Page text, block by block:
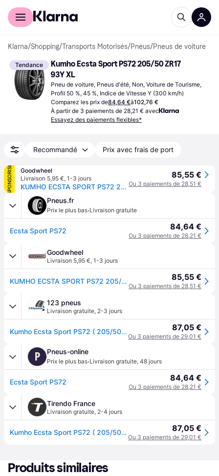
Acheter avec Klarna
Klarna/Shopping/Transports Motorisés/Pneus/Pneus de voiture
Tendance
Kumho Ecsta Sport PS72 205/50 ZR17
93Y XL
Pneu de voiture, Pneus d'été, Non, Voiture de Tourisme,
Profil 50 %, 45 %, Indice de Vitesse Y (300 km/h)
Comparez les prix de84,64 €à102,76 €
À partir de 3 paiements de 28,21 € avec
Essayez des paiements flexibles*
Recommandé Prix avec frais de port
SPONSORISÉ
Goodwheel
Livraison 5,95 €, 1-3 jours
KUMHO ECSTA SPORT PS72 205/50R17 93Y XL MFS BSW
85,55 €
Ou 3 paiements de 28,51 €
Pneus.fr
Prix le plus bas·Livraison gratuite
Ecsta Sport PS72 84,64 €
Ou 3 paiements de 28,21 €
Goodwheel
Livraison 5,95 €, 1-3 jours
KUMHO ECSTA SPORT PS72 205/50R17 93Y XL MFS BSW 85,55 €
Ou 3 paiements de 28,51 €
123 pneus
Livraison gratuite, 2-3 jours
Kumho Ecsta Sport PS72 ( 205/50 ZR17 93Y XL avec rebord protecteur de jante (FSL) ) 87,05 €
Ou 3 paiements de 29,01 €
P Pneus-online
Prix le plus bas·Livraison gratuite, 48 jours
Ecsta Sport PS72 84,64 €
Ou 3 paiements de 28,21 €
Tirendo France
Livraison gratuite, 2-4 jours
Kumho Ecsta Sport PS72 ( 205/50 ZR17 93Y XL avec rebord protecteur de jante (FSL) ) 87,05 €
Ou 3 paiements de 29,01 €
Produits similaires